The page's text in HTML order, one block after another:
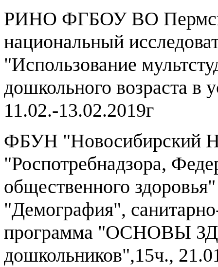
РИНО ФГБОУ ВО
национальный
"Использование
дошкольного возраста
11.02.-13.02.2019г
ФБУН "Новосибирский
"Роспотребнадзора,
общественного
"Демография",
программа "ОСНОВЫ
дошкольников",15ч.,